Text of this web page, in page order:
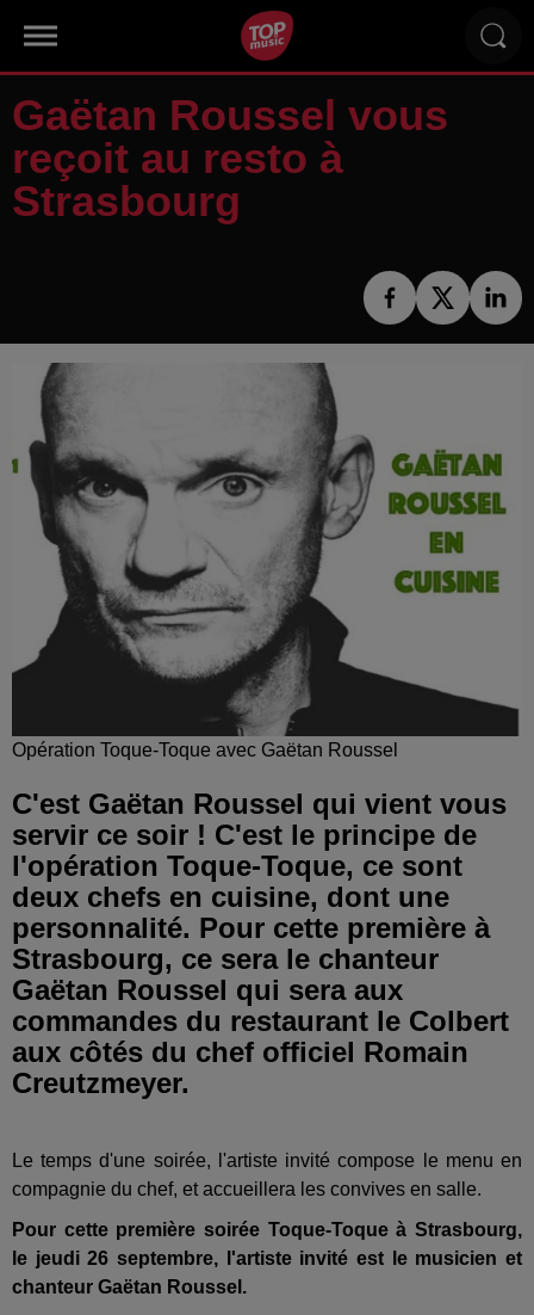
Gaëtan Roussel vous
reçoit au resto à
Strasbourg
Opération Toque-Toque avec Gaëtan Roussel
C'est Gaëtan Roussel qui vient vous
servir ce soir ! C'est le principe de
l'opération Toque-Toque, ce sont
deux chefs en cuisine, dont une
personnalité. Pour cette première à
Strasbourg, ce sera le chanteur
Gaëtan Roussel qui sera aux
commandes du restaurant le Colbert
aux côtés du chef officiel Romain
Creutzmeyer.
Le temps d'une soirée, l'artiste invité compose le menu en
compagnie du chef, et accueillera les convives en salle.
Pour cette première soirée Toque-Toque à Strasbourg,
le jeudi 26 septembre, l'artiste invité est le musicien et
chanteur Gaëtan Roussel.